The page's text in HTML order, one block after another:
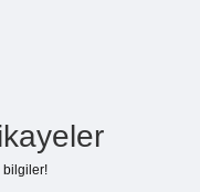
bilgiler!